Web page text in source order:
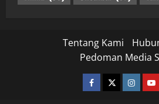
Tentang Kami
Pedoman Media
facebooktwitter